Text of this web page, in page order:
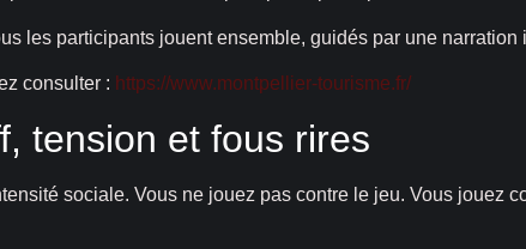
les participants jouent ensemble, guidés par une narration
consulter : https://www.montpellier-tourisme.fr/
tension et fous rires
sociale. Vous ne jouez pas contre le jeu. Vous jouez